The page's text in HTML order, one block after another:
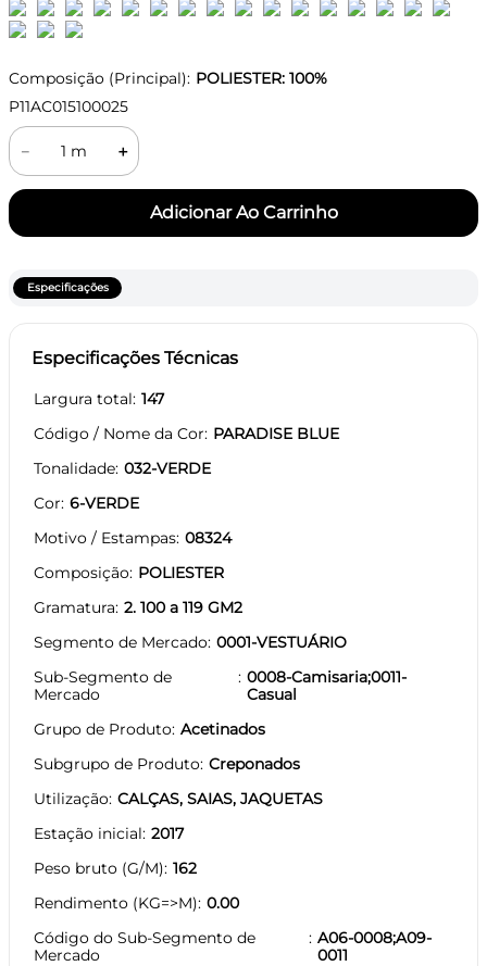
Composição (Principal): POLIESTER: 100%
P11AC015100025
＋
－
Especificações
Especificações Técnicas
Largura total 147
Código / Nome da Cor PARADISE BLUE
Tonalidade 032-VERDE
Cor 6-VERDE
Motivo / Estampas 08324
Composição POLIESTER
Gramatura 2. 100 a 119 GM2
Segmento de Mercado 0001-VESTUÁRIO
Sub-Segmento de
Mercado
0008-Camisaria;0011-
Casual
Grupo de Produto Acetinados
Subgrupo de Produto Creponados
Utilização CALÇAS, SAIAS, JAQUETAS
Estação inicial 2017
Peso bruto (G/M) 162
Rendimento (KG=>M) 0.00
Código do Sub-Segmento de
Mercado
A06-0008;A09-
0011